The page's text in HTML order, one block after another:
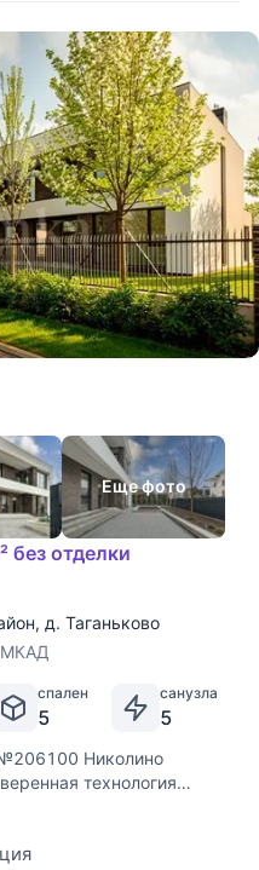
Еще фото
отделки
, д. Таганьково
МКАД
спален
5
санузла
5
Николино
технология
Коттеджный поселок
шоссе. 23 км от МКАД.